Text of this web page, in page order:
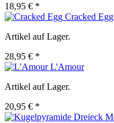
18,95 € *
Cracked Egg
Artikel auf Lager.
28,95 € *
L'Amour
Artikel auf Lager.
20,95 € *